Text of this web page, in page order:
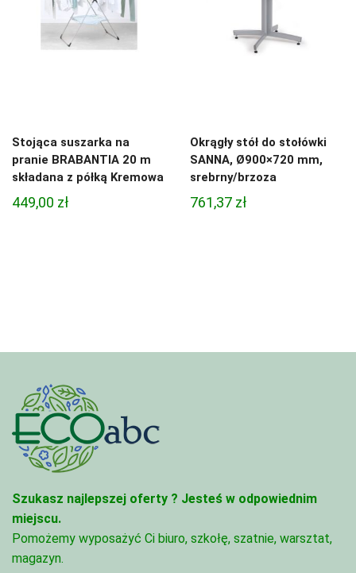
Stojąca suszarka na
pranie BRABANTIA 20 m
składana z półką Kremowa
449,00 zł
Okrągły stół do stołówki
SANNA, Ø900×720 mm,
srebrny/brzoza
761,37 zł
Szukasz najlepszej oferty ? Jesteś w odpowiednim
miejscu.
Pomożemy wyposażyć Ci biuro, szkołę, szatnie, warsztat,
magazyn.